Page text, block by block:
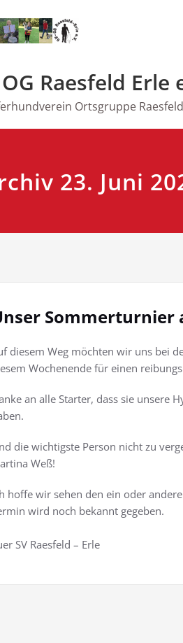
Raesfeld Erle
Ortsgruppe
23. Juni
Sommerturnier
diesem Weg möchten wir uns bei
Wochenende für einen
an alle Starter, dass sie unsere
die wichtigste Person nicht zu
Weß!
hoffe wir sehen den ein oder
wird noch bekannt gegeben.
SV Raesfeld – Erle